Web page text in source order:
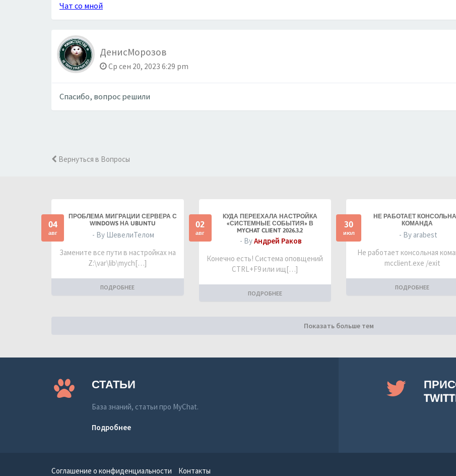
Чат со мной
ДенисМорозов
Ср сен 20, 2023 6:29 pm
Спасибо, вопрос решили
Вернуться в Вопросы
04
авг
ПРОБЛЕМА МИГРАЦИИ СЕРВЕРА С
WINDOWS НА UBUNTU
- By ШевелиТелом
Замените все пути в настройках на
Z:\var\lib\mych[…]
ПОДРОБНЕЕ
02
авг
КУДА ПЕРЕЕХАЛА НАСТРОЙКА
«СИСТЕМНЫЕ СОБЫТИЯ» В
MYCHAT CLIENT 2026.3.2
- ByАндрей Раков
Конечно есть! Система оповщений
CTRL+F9 или ищ[…]
ПОДРОБНЕЕ
30
июл
НЕ РАБОТАЕТ
КОМАНДА
- By arabest
Не работает консольная
mcclient.exe /exit
ПОДРОБНЕЕ
Показать больше тем
СТАТЬИ
База знаний, статьи про MyChat.
Подробнее
Соглашение о конфиденциальности Контакты